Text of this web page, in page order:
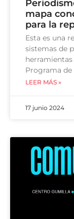
mapa
para la
Esta es una
sistemas de
Programa de
LEER MÁS »
17 junio 2024